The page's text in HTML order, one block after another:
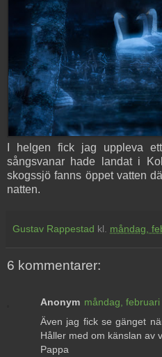
I helgen fick jag uppleva
sångsvanar hade landat i
skogssjö fanns öppet vatten
natten.
Gustav Rappestad kl. måndag,
6 kommentarer:
Anonym måndag,
Även jag fick se gänget
Håller med om känslan av
Pappa